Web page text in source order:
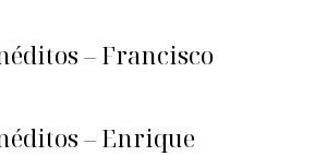
– Francisco
– Enrique